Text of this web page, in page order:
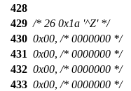
428
429 /* 26 0x1a '^Z' */
430 0x00, /* 0000000 */
431 0x00, /* 0000000 */
432 0x00, /* 0000000 */
433 0x00, /* 0000000 */